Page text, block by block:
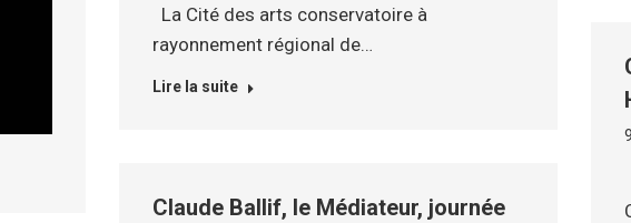
La Cité des arts conservatoire à
rayonnement régional de…
Lire la suite
Claude Ballif, le Médiateur, journée